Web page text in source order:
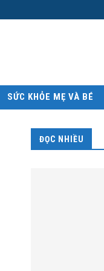
SỨC KHỎE MẸ VÀ BÉ
ĐỌC NHIỀU